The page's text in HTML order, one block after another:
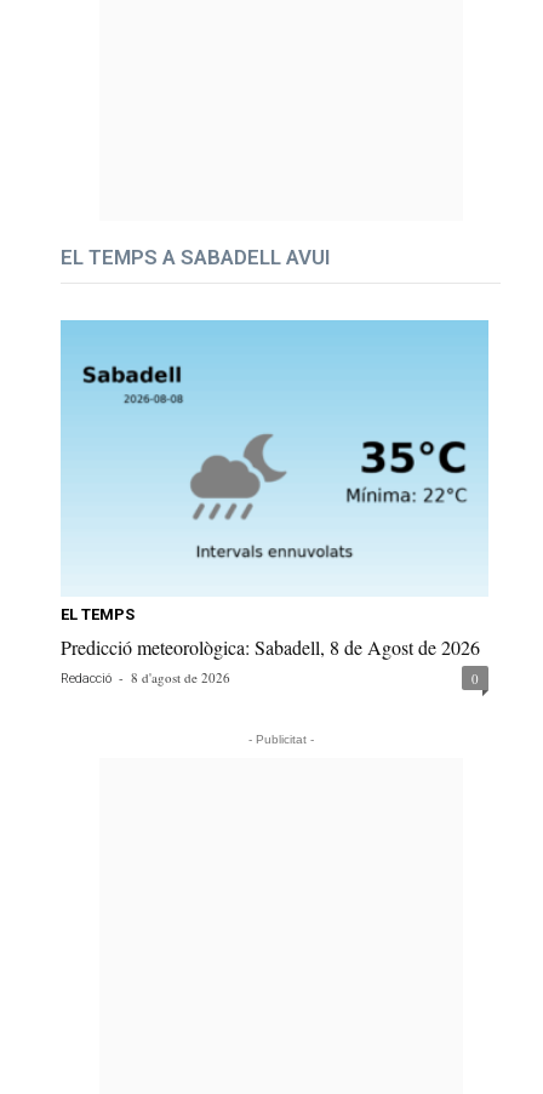
EL TEMPS A SABADELL AVUI
EL TEMPS
Predicció meteorològica: Sabadell, 8 de Agost de 2026
Redacció - 8 d'agost de 2026 0
- Publicitat -